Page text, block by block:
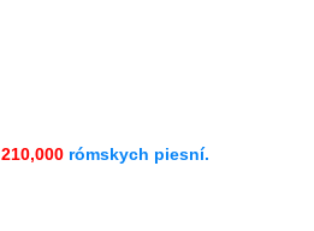
210,000 rómskych piesní.